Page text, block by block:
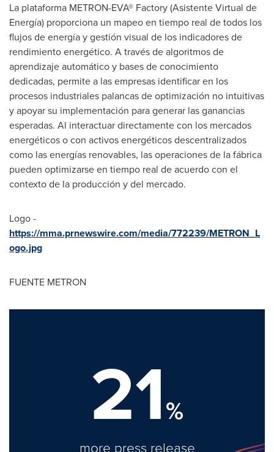
La plataforma METRON-EVA® Factory (Asistente Virtual de
Energía) proporciona un mapeo en tiempo real de todos los
flujos de energía y gestión visual de los indicadores de
rendimiento energético. A través de algoritmos de
aprendizaje automático y bases de conocimiento
dedicadas, permite a las empresas identificar en los
procesos industriales palancas de optimización no intuitivas
y apoyar su implementación para generar las ganancias
esperadas. Al interactuar directamente con los mercados
energéticos o con activos energéticos descentralizados
como las energías renovables, las operaciones de la fábrica
pueden optimizarse en tiempo real de acuerdo con el
contexto de la producción y del mercado.
Logo -
https://mma.prnewswire.com/media/772239/METRON_L
ogo.jpg
FUENTE METRON
21%
more press release